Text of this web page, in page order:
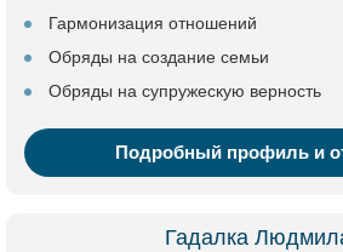
Гармонизация отношений
Обряды на создание семьи
Обряды на супружескую верность
Подробный профиль и
Гадалка